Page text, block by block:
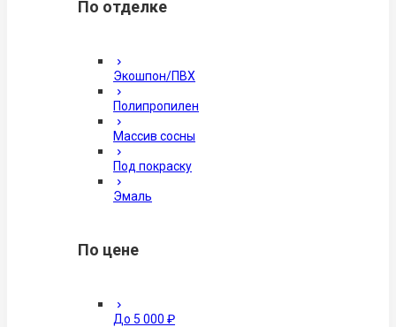
По отделке
Экошпон/ПВХ
Полипропилен
Массив сосны
Под покраску
Эмаль
По цене
До 5 000 ₽